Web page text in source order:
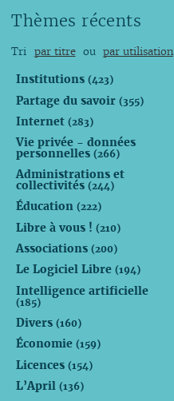
Thèmes récents
Tri par titre ou par utilisation
Institutions (423)
Partage du savoir (355)
Internet (283)
Vie privée - données
personnelles (266)
Administrations et
collectivités (244)
Éducation (222)
Libre à vous ! (210)
Associations (200)
Le Logiciel Libre (194)
Intelligence artificielle
(185)
Divers (160)
Économie (159)
Licences (154)
L’April (136)